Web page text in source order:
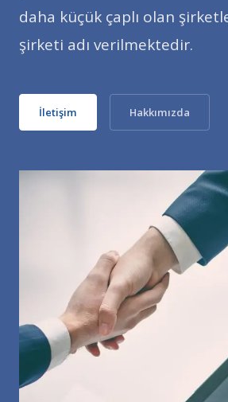
daha küçük çaplı olan
şirketi adı verilmektedir.
İletişim Hakkımızda